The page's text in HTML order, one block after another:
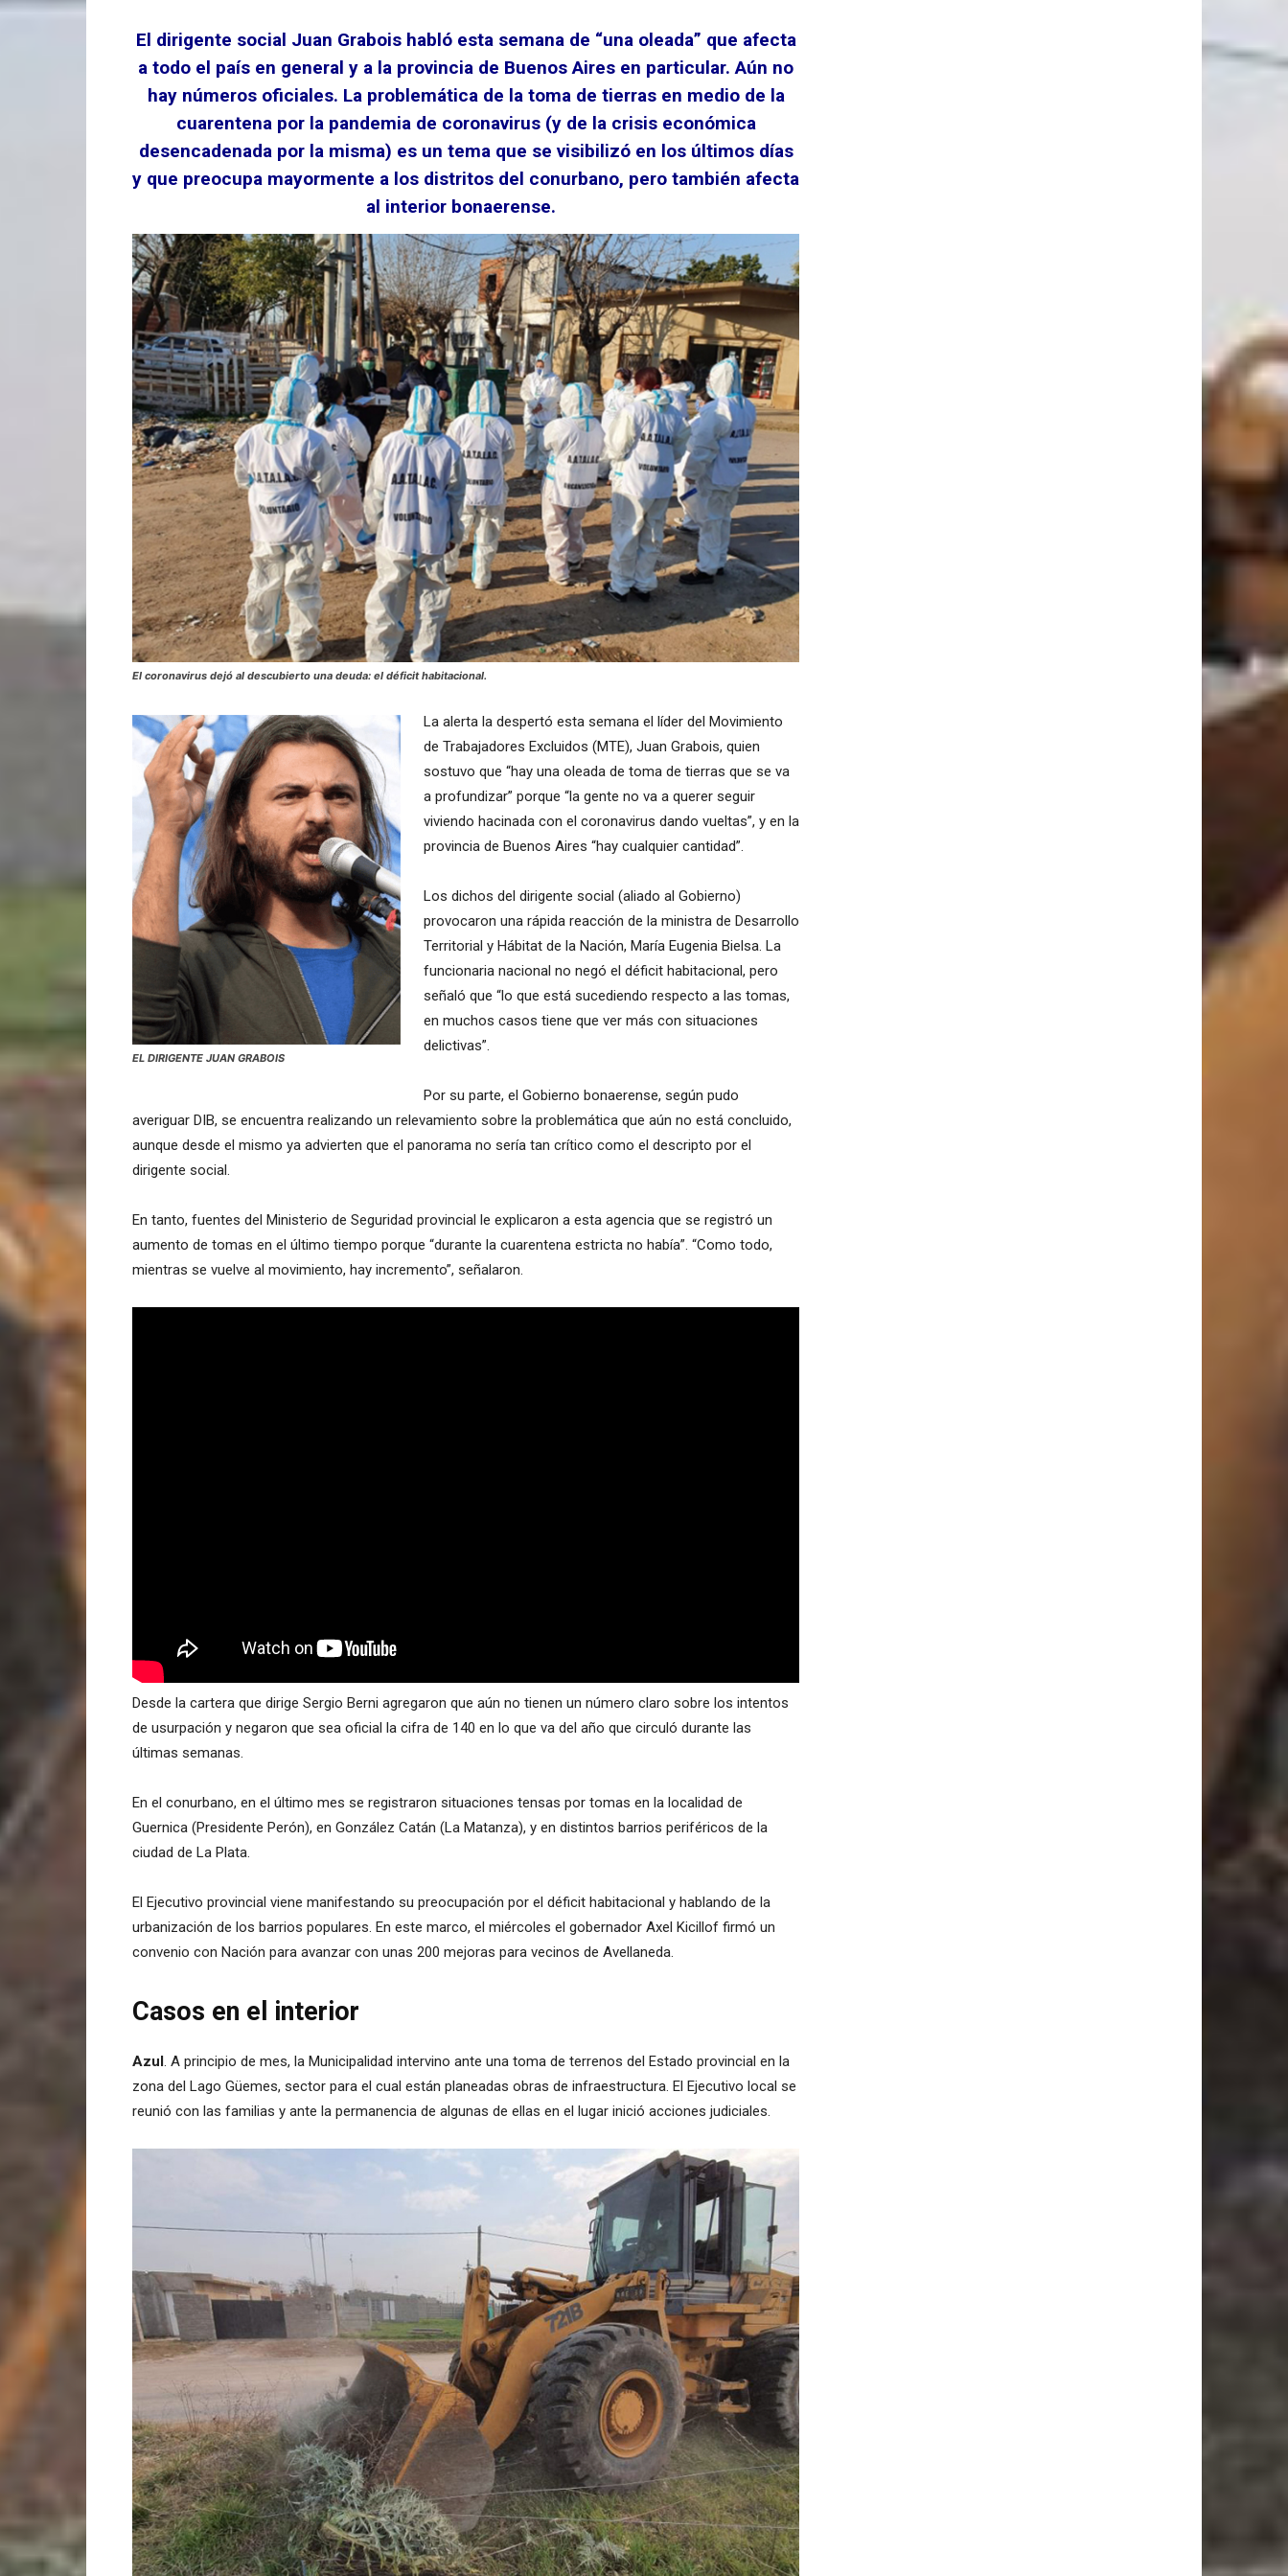
El dirigente social Juan Grabois habló esta semana de “una oleada” que afecta
a todo el país en general y a la provincia de Buenos Aires en particular. Aún no
hay números oficiales. La problemática de la toma de tierras en medio de la
cuarentena por la pandemia de coronavirus (y de la crisis económica
desencadenada por la misma) es un tema que se visibilizó en los últimos días
y que preocupa mayormente a los distritos del conurbano, pero también afecta
al interior bonaerense.
El coronavirus dejó al descubierto una deuda: el déficit habitacional.
EL DIRIGENTE JUAN GRABOIS
La alerta la despertó esta semana el líder del Movimiento
de Trabajadores Excluidos (MTE), Juan Grabois, quien
sostuvo que “hay una oleada de toma de tierras que se va
a profundizar” porque “la gente no va a querer seguir
viviendo hacinada con el coronavirus dando vueltas”, y en la
provincia de Buenos Aires “hay cualquier cantidad”.
Los dichos del dirigente social (aliado al Gobierno)
provocaron una rápida reacción de la ministra de Desarrollo
Territorial y Hábitat de la Nación, María Eugenia Bielsa. La
funcionaria nacional no negó el déficit habitacional, pero
señaló que “lo que está sucediendo respecto a las tomas,
en muchos casos tiene que ver más con situaciones
delictivas”.
Por su parte, el Gobierno bonaerense, según pudo
averiguar DIB, se encuentra realizando un relevamiento sobre la problemática que aún no está concluido,
aunque desde el mismo ya advierten que el panorama no sería tan crítico como el descripto por el
dirigente social.
En tanto, fuentes del Ministerio de Seguridad provincial le explicaron a esta agencia que se registró un
aumento de tomas en el último tiempo porque “durante la cuarentena estricta no había”. “Como todo,
mientras se vuelve al movimiento, hay incremento”, señalaron.
Desde la cartera que dirige Sergio Berni agregaron que aún no tienen un número claro sobre los intentos
de usurpación y negaron que sea oficial la cifra de 140 en lo que va del año que circuló durante las
últimas semanas.
En el conurbano, en el último mes se registraron situaciones tensas por tomas en la localidad de
Guernica (Presidente Perón), en González Catán (La Matanza), y en distintos barrios periféricos de la
ciudad de La Plata.
El Ejecutivo provincial viene manifestando su preocupación por el déficit habitacional y hablando de la
urbanización de los barrios populares. En este marco, el miércoles el gobernador Axel Kicillof firmó un
convenio con Nación para avanzar con unas 200 mejoras para vecinos de Avellaneda.
Casos en el interior
Azul. A principio de mes, la Municipalidad intervino ante una toma de terrenos del Estado provincial en la
zona del Lago Güemes, sector para el cual están planeadas obras de infraestructura. El Ejecutivo local se
reunió con las familias y ante la permanencia de algunas de ellas en el lugar inició acciones judiciales.